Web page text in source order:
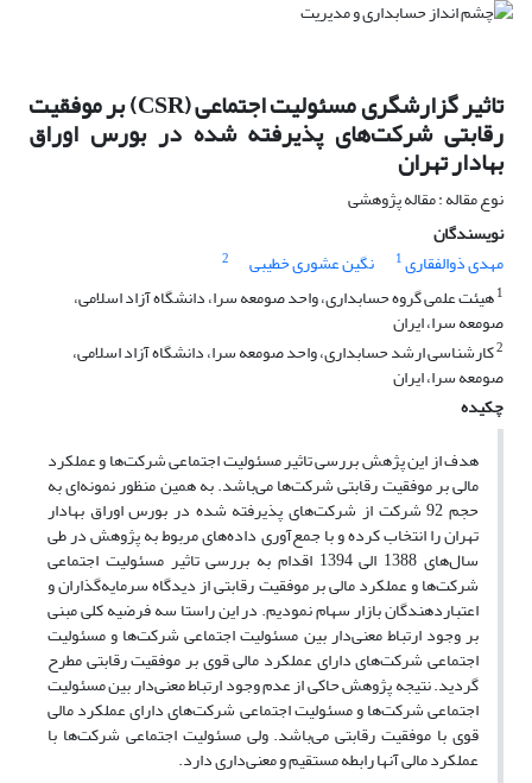
تاثیر گزارشگری مسئولیت اجتماعی (CSR) بر موفقیت
رقابتی شرکت‌های پذیرفته شده در بورس اوراق
بهادار تهران
نوع مقاله : مقاله پژوهشی
نویسندگان
مهدی ذوالفقاری1 نگین عشوری خطیبی
2
1هیئت علمی گروه حسابداری، واحد صومعه سرا، دانشگاه آزاد اسلامی،
صومعه سرا، ایران
2کارشناسی ارشد حسابداری، واحد صومعه سرا، دانشگاه آزاد اسلامی،
صومعه سرا، ایران
چکیده
هدف از این پژهش بررسی تاثیر مسئولیت اجتماعی شرکت‌ها و عملکرد
مالی بر موفقیت رقابتی شرکت‌ها می‌باشد. به همین منظور نمونه‌ای به
حجم 92 شرکت از شرکت‌های پذیرفته شده در بورس اوراق بهادار
تهران را انتخاب کرده و با جمع‌آوری داده‌های مربوط به پژوهش در طی
سال‌های 1388 الی 1394 اقدام به بررسی تاثیر مسئولیت اجتماعی
شرکت‌ها و عملکرد مالی بر موفقیت رقابتی از دیدگاه سرمایه‌گذاران و
اعتباردهندگان بازار سهام نمودیم. در این راستا سه فرضیه کلی مبنی
بر وجود ارتباط معنی‌دار بین مسئولیت اجتماعی شرکت‌ها و مسئولیت
اجتماعی شرکت‌های دارای عملکرد مالی قوی بر موفقیت رقابتی مطرح
گردید. نتیجه پژوهش حاکی از عدم وجود ارتباط معنی‌دار بین مسئولیت
اجتماعی شرکت‌ها و مسئولیت اجتماعی شرکت‌های دارای عملکرد مالی
قوی با موفقیت رقابتی می‌باشد. ولی مسئولیت اجتماعی شرکت‌ها با
عملکرد مالی آنها رابطه مستقیم و معنی‌داری دارد.